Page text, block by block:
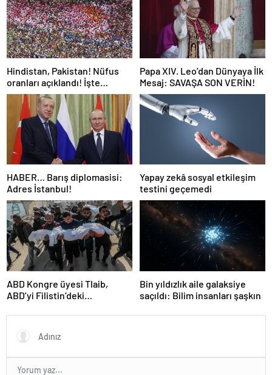
Hindistan, Pakistan! Nüfus
oranları açıklandı! İşte
Dünyanın en kalabalık ülkesi!
Dünya haritası ülkeler!
Papa XIV. Leo’dan Dünyaya İlk
Mesaj: SAVAŞA SON VERİN!
HABER… Barış diplomasisi:
Adres İstanbul!
Yapay zekâ sosyal etkileşim
testini geçemedi
ABD Kongre üyesi Tlaib,
ABD’yi Filistin’deki
olmakla itham etti
Bin yıldızlık aile galaksiye
saçıldı: Bilim insanları şaşkın